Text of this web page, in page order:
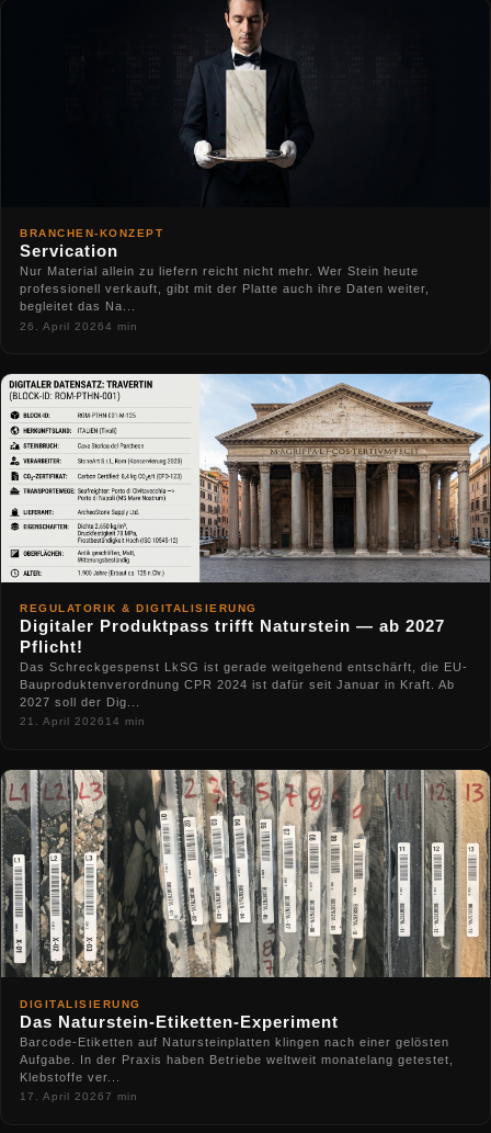
BRANCHEN-KONZEPT
Servication
Nur Material allein zu liefern reicht nicht mehr. Wer Stein heute
professionell verkauft, gibt mit der Platte auch ihre Daten weiter,
begleitet das Na...
26. April 20264 min
REGULATORIK & DIGITALISIERUNG
Digitaler Produktpass trifft Naturstein — ab 2027
Pflicht!
Das Schreckgespenst LkSG ist gerade weitgehend entschärft, die EU-
Bauproduktenverordnung CPR 2024 ist dafür seit Januar in Kraft. Ab
2027 soll der Dig...
21. April 2026 14 min
DIGITALISIERUNG
Das Naturstein-Etiketten-Experiment
Barcode-Etiketten auf Natursteinplatten klingen nach einer gelösten
Aufgabe. In der Praxis haben Betriebe weltweit monatelang getestet,
Klebstoffe ver...
17. April 20267 min